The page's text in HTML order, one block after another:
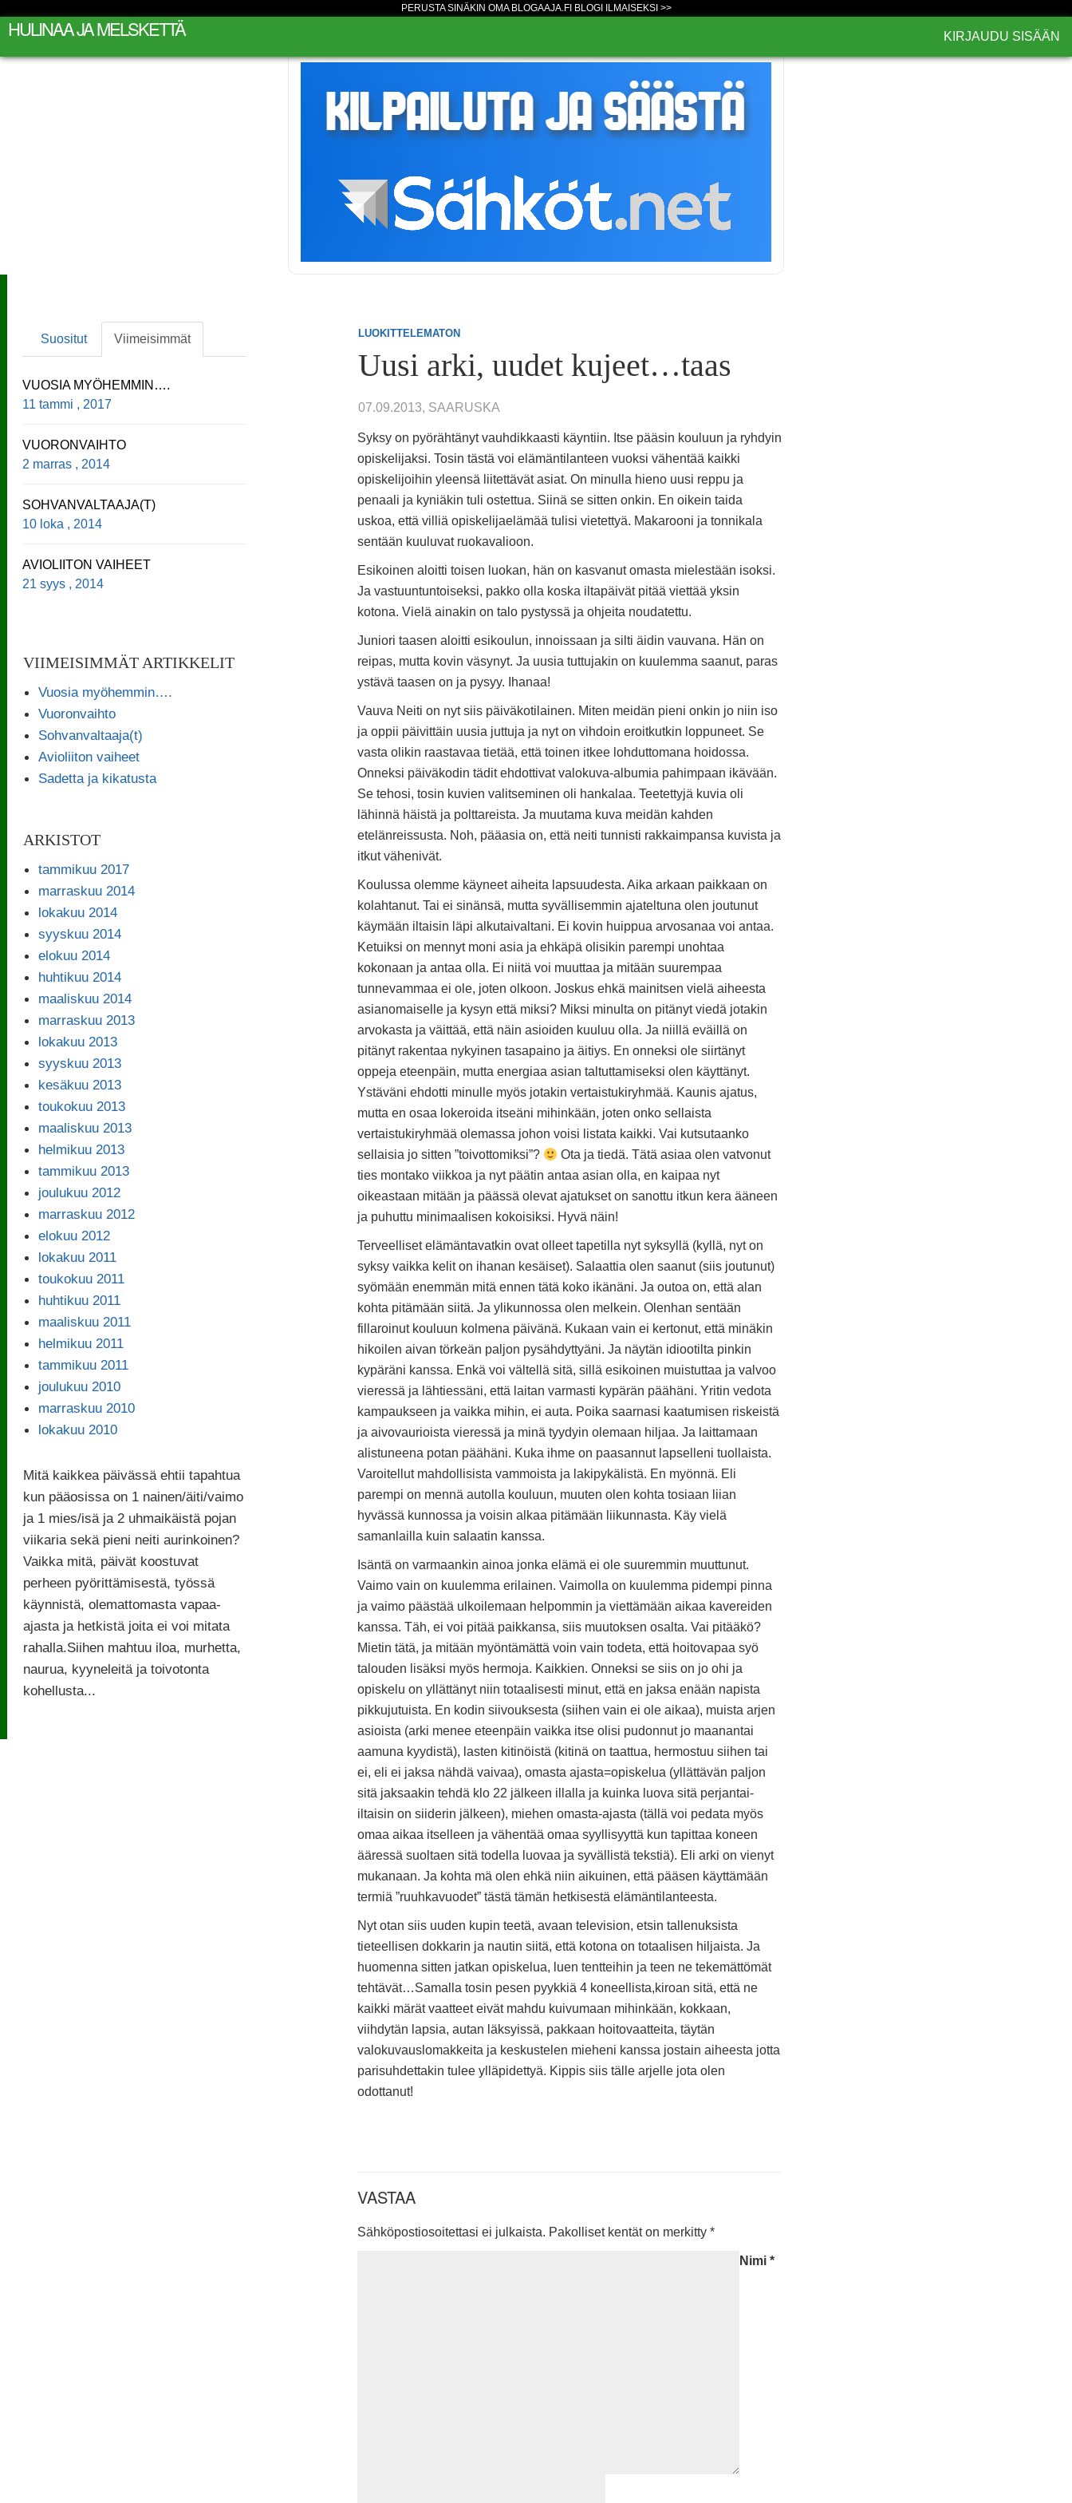
PERUSTA SINÄKIN OMA BLOGAAJA.FI BLOGI ILMAISEKSI >>
HULINAA JA MELSKETTÄ KIRJAUDU SISÄÄN
LUOKITTELEMATON
Uusi arki, uudet kujeet…taas
07.09.2013, SAARUSKA
Syksy on pyörähtänyt vauhdikkaasti käyntiin. Itse pääsin kouluun ja ryhdyin
opiskelijaksi. Tosin tästä voi elämäntilanteen vuoksi vähentää kaikki
opiskelijoihin yleensä liitettävät asiat. On minulla hieno uusi reppu ja
penaali ja kyniäkin tuli ostettua. Siinä se sitten onkin. En oikein taida
uskoa, että villiä opiskelijaelämää tulisi vietettyä. Makarooni ja tonnikala
sentään kuuluvat ruokavalioon.
Esikoinen aloitti toisen luokan, hän on kasvanut omasta mielestään isoksi.
Ja vastuuntuntoiseksi, pakko olla koska iltapäivät pitää viettää yksin
kotona. Vielä ainakin on talo pystyssä ja ohjeita noudatettu.
Juniori taasen aloitti esikoulun, innoissaan ja silti äidin vauvana. Hän on
reipas, mutta kovin väsynyt. Ja uusia tuttujakin on kuulemma saanut, paras
ystävä taasen on ja pysyy. Ihanaa!
Vauva Neiti on nyt siis päiväkotilainen. Miten meidän pieni onkin jo niin iso
ja oppii päivittäin uusia juttuja ja nyt on vihdoin eroitkutkin loppuneet. Se
vasta olikin raastavaa tietää, että toinen itkee lohduttomana hoidossa.
Onneksi päiväkodin tädit ehdottivat valokuva-albumia pahimpaan ikävään.
Se tehosi, tosin kuvien valitseminen oli hankalaa. Teetettyjä kuvia oli
lähinnä häistä ja polttareista. Ja muutama kuva meidän kahden
etelänreissusta. Noh, pääasia on, että neiti tunnisti rakkaimpansa kuvista ja
itkut vähenivät.
Koulussa olemme käyneet aiheita lapsuudesta. Aika arkaan paikkaan on
kolahtanut. Tai ei sinänsä, mutta syvällisemmin ajateltuna olen joutunut
käymään iltaisin läpi alkutaivaltani. Ei kovin huippua arvosanaa voi antaa.
Ketuiksi on mennyt moni asia ja ehkäpä olisikin parempi unohtaa
kokonaan ja antaa olla. Ei niitä voi muuttaa ja mitään suurempaa
tunnevammaa ei ole, joten olkoon. Joskus ehkä mainitsen vielä aiheesta
asianomaiselle ja kysyn että miksi? Miksi minulta on pitänyt viedä jotakin
arvokasta ja väittää, että näin asioiden kuuluu olla. Ja niillä eväillä on
pitänyt rakentaa nykyinen tasapaino ja äitiys. En onneksi ole siirtänyt
oppeja eteenpäin, mutta energiaa asian taltuttamiseksi olen käyttänyt.
Ystäväni ehdotti minulle myös jotakin vertaistukiryhmää. Kaunis ajatus,
mutta en osaa lokeroida itseäni mihinkään, joten onko sellaista
vertaistukiryhmää olemassa johon voisi listata kaikki. Vai kutsutaanko
sellaisia jo sitten ”toivottomiksi”?
Ota ja tiedä. Tätä asiaa olen vatvonut
ties montako viikkoa ja nyt päätin antaa asian olla, en kaipaa nyt
oikeastaan mitään ja päässä olevat ajatukset on sanottu itkun kera ääneen
ja puhuttu minimaalisen kokoisiksi. Hyvä näin!
Terveelliset elämäntavatkin ovat olleet tapetilla nyt syksyllä (kyllä, nyt on
syksy vaikka kelit on ihanan kesäiset). Salaattia olen saanut (siis joutunut)
syömään enemmän mitä ennen tätä koko ikänäni. Ja outoa on, että alan
kohta pitämään siitä. Ja ylikunnossa olen melkein. Olenhan sentään
fillaroinut kouluun kolmena päivänä. Kukaan vain ei kertonut, että minäkin
hikoilen aivan törkeän paljon pysähdyttyäni. Ja näytän idiootilta pinkin
kypäräni kanssa. Enkä voi vältellä sitä, sillä esikoinen muistuttaa ja valvoo
vieressä ja lähtiessäni, että laitan varmasti kypärän päähäni. Yritin vedota
kampaukseen ja vaikka mihin, ei auta. Poika saarnasi kaatumisen riskeistä
ja aivovaurioista vieressä ja minä tyydyin olemaan hiljaa. Ja laittamaan
alistuneena potan päähäni. Kuka ihme on paasannut lapselleni tuollaista.
Varoitellut mahdollisista vammoista ja lakipykälistä. En myönnä. Eli
parempi on mennä autolla kouluun, muuten olen kohta tosiaan liian
hyvässä kunnossa ja voisin alkaa pitämään liikunnasta. Käy vielä
samanlailla kuin salaatin kanssa.
Isäntä on varmaankin ainoa jonka elämä ei ole suuremmin muuttunut.
Vaimo vain on kuulemma erilainen. Vaimolla on kuulemma pidempi pinna
ja vaimo päästää ulkoilemaan helpommin ja viettämään aikaa kavereiden
kanssa. Täh, ei voi pitää paikkansa, siis muutoksen osalta. Vai pitääkö?
Mietin tätä, ja mitään myöntämättä voin vain todeta, että hoitovapaa syö
talouden lisäksi myös hermoja. Kaikkien. Onneksi se siis on jo ohi ja
opiskelu on yllättänyt niin totaalisesti minut, että en jaksa enään napista
pikkujutuista. En kodin siivouksesta (siihen vain ei ole aikaa), muista arjen
asioista (arki menee eteenpäin vaikka itse olisi pudonnut jo maanantai
aamuna kyydistä), lasten kitinöistä (kitinä on taattua, hermostuu siihen tai
ei, eli ei jaksa nähdä vaivaa), omasta ajasta=opiskelua (yllättävän paljon
sitä jaksaakin tehdä klo 22 jälkeen illalla ja kuinka luova sitä perjantai-
iltaisin on siiderin jälkeen), miehen omasta-ajasta (tällä voi pedata myös
omaa aikaa itselleen ja vähentää omaa syyllisyyttä kun tapittaa koneen
ääressä suoltaen sitä todella luovaa ja syvällistä tekstiä). Eli arki on vienyt
mukanaan. Ja kohta mä olen ehkä niin aikuinen, että pääsen käyttämään
termiä ”ruuhkavuodet” tästä tämän hetkisestä elämäntilanteesta.
Nyt otan siis uuden kupin teetä, avaan television, etsin tallenuksista
tieteellisen dokkarin ja nautin siitä, että kotona on totaalisen hiljaista. Ja
huomenna sitten jatkan opiskelua, luen tentteihin ja teen ne tekemättömät
tehtävät…Samalla tosin pesen pyykkiä 4 koneellista,kiroan sitä, että ne
kaikki märät vaatteet eivät mahdu kuivumaan mihinkään, kokkaan,
viihdytän lapsia, autan läksyissä, pakkaan hoitovaatteita, täytän
valokuvauslomakkeita ja keskustelen mieheni kanssa jostain aiheesta jotta
parisuhdettakin tulee ylläpidettyä. Kippis siis tälle arjelle jota olen
odottanut!
VASTAA
Sähköpostiosoitettasi ei julkaista. Pakolliset kentät on merkitty *
Nimi *
Suositut Viimeisimmät
VUOSIA MYÖHEMMIN….
11 tammi , 2017
VUORONVAIHTO
2 marras , 2014
SOHVANVALTAAJA(T)
10 loka , 2014
AVIOLIITON VAIHEET
21 syys , 2014
VIIMEISIMMÄT ARTIKKELIT
Vuosia myöhemmin….
Vuoronvaihto
Sohvanvaltaaja(t)
Avioliiton vaiheet
Sadetta ja kikatusta
ARKISTOT
tammikuu 2017
marraskuu 2014
lokakuu 2014
syyskuu 2014
elokuu 2014
huhtikuu 2014
maaliskuu 2014
marraskuu 2013
lokakuu 2013
syyskuu 2013
kesäkuu 2013
toukokuu 2013
maaliskuu 2013
helmikuu 2013
tammikuu 2013
joulukuu 2012
marraskuu 2012
elokuu 2012
lokakuu 2011
toukokuu 2011
huhtikuu 2011
maaliskuu 2011
helmikuu 2011
tammikuu 2011
joulukuu 2010
marraskuu 2010
lokakuu 2010
Mitä kaikkea päivässä ehtii tapahtua
kun pääosissa on 1 nainen/äiti/vaimo
ja 1 mies/isä ja 2 uhmaikäistä pojan
viikaria sekä pieni neiti aurinkoinen?
Vaikka mitä, päivät koostuvat
perheen pyörittämisestä, työssä
käynnistä, olemattomasta vapaa-
ajasta ja hetkistä joita ei voi mitata
rahalla.Siihen mahtuu iloa, murhetta,
naurua, kyyneleitä ja toivotonta
kohellusta...